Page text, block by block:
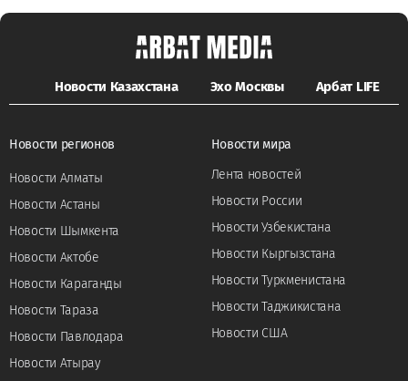
Новости Казахстана Эхо Москвы Арбат LIFE
Новости регионов
Новости Алматы
Новости Астаны
Новости Шымкента
Новости Актобе
Новости Караганды
Новости Тараза
Новости Павлодара
Новости Атырау
Новости мира
Лента новостей
Новости России
Новости Узбекистана
Новости Кыргызстана
Новости Туркменистана
Новости Таджикистана
Новости США